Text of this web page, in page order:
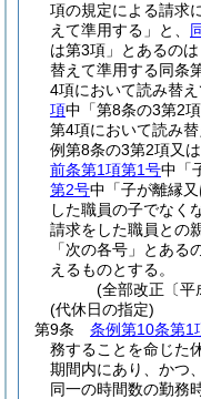
項の規定による請求
えて準用する」と、
は第3項」とあるの
替えて準用する同条
4項において読み替え
項中「第8条の3第2
第4項において読み
例第8条の3第2項又
前条第1項第1号中「
第2号中「子が離縁
した職員の子でなく
請求をした職員との
「次の各号」とあ
えるものとする。
(全部改正〔平
(代休日の指定)
第9条
条例第10条第1
務することを命じた
期間内にあり、かつ
同一の時間数の勤務